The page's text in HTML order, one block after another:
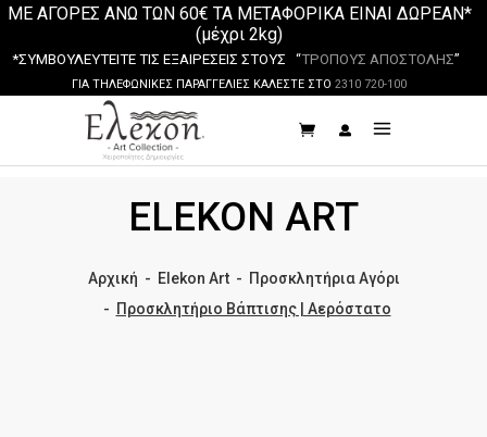
ΜΕ ΑΓΟΡΕΣ ΑΝΩ ΤΩΝ 60€ ΤΑ ΜΕΤΑΦΟΡΙΚΑ ΕΙΝΑΙ ΔΩΡΕΑΝ*
(μέχρι 2kg)
*ΣΥΜΒΟΥΛΕΥΤΕΙΤΕ ΤΙΣ ΕΞΑΙΡΕΣΕΙΣ ΣΤΟΥΣ “ΤΡΟΠΟΥΣ ΑΠΟΣΤΟΛΗΣ”
ΓΙΑ ΤΗΛΕΦΩΝΙΚΕΣ ΠΑΡΑΓΓΕΛΙΕΣ ΚΑΛΕΣΤΕ ΣΤΟ 2310 720-100
ELEKON ART
Αρχική - Elekon Art- Προσκλητήρια Αγόρι
- Προσκλητήριο Βάπτισης | Αερόστατο